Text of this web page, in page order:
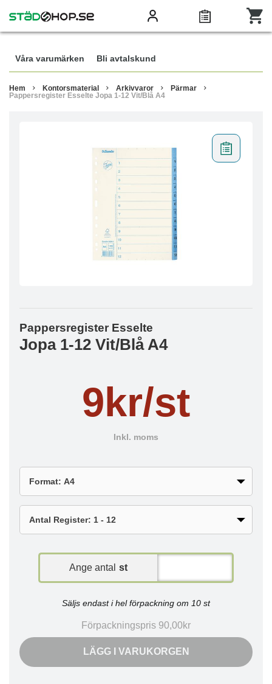
Våra varumärken Bli avtalskund
Hem Kontorsmaterial Arkivvaror
Pärmar
Pappersregister Esselte Jopa 1-12 Vit/Blå A4
Pappersregister Esselte
Jopa 1-12 Vit/Blå A4
9kr/st
Inkl. moms
Ange antal st
Säljs endast i hel förpackning om 10 st
Förpackningspris 90,00kr
LÄGG I VARUKORGEN